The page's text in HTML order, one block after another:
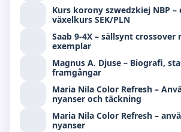
Kurs korony szwedzkiej NBP
växelkurs SEK/PLN
Saab 9-4X – sällsynt crossover
exemplar
Magnus A. Djuse – Biografi,
framgångar
Maria Nila Color Refresh –
nyanser och täckning
Maria Nila Color Refresh –
nyanser